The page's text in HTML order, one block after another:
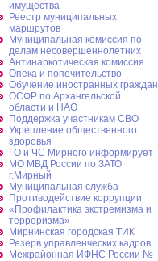
имущества
Реестр муниципальных
маршрутов
Муниципальная комиссия по
делам несовершеннолетних
Антинаркотическая комиссия
Опека и попечительство
Обучение иностранных граждан
ОСФР по Архангельской
области и НАО
Поддержка участникам СВО
Укрепление общественного
здоровья
ГО и ЧС Мирного информирует
МО МВД России по ЗАТО
г.Мирный
Муниципальная cлужба
Противодействие коррупции
«Профилактика экстремизма и
терроризма»
Мирнинская городская ТИК
Резерв управленческих кадров
Межрайонная ИФНС России №